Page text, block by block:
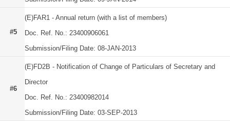
#5
(E)FAR1 - Annual return (with a list of members)
Doc. Ref. No.: 23400906061
Submission/Filing Date: 08-JAN-2013
#6
(E)FD2B - Notification of Change of Particulars of Secretary and
Director
Doc. Ref. No.: 23400982014
Submission/Filing Date: 03-SEP-2013